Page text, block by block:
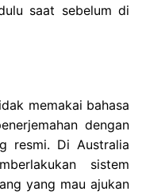
saat sebelum di
memakai bahasa
dengan
resmi. Di Australia
sistem
yang mau ajukan